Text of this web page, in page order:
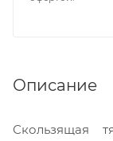
Описание
Скользящая